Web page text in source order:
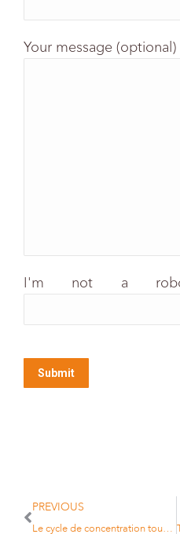
Your message (optional)
I'm not a
PREVIOUS
Le cycle de concentration touche-t-il à sa fin ?